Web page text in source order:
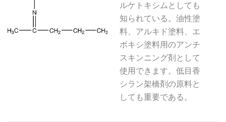
ルケトキシムとしても
知られている。油性塗
料、アルキド塗料、エ
ポキシ塗料用のアンチ
スキンニング剤として
使用できます。低目香
シラン架橋剤の原料と
しても重要である。